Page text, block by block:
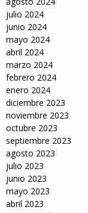
julio 2024
junio 2024
mayo 2024
abril 2024
marzo 2024
febrero 2024
enero 2024
diciembre 2023
noviembre 2023
octubre 2023
septiembre 2023
agosto 2023
julio 2023
junio 2023
mayo 2023
abril 2023